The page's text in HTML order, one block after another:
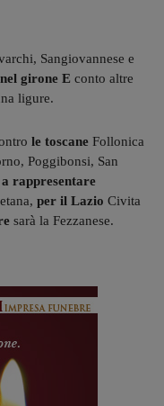
Sangiovannese e
nel girone E conto altre
ligure.
le toscane Follonica
Poggibonsi, San
a rappresentare
per il Lazio Civita
sarà la Fezzanese.